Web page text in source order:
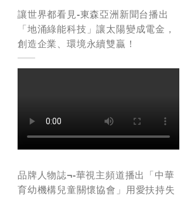
讓世界都看見-東森亞洲新聞台播出
「地涌綠能科技」讓太陽變成電金，
創造企業、環境永續雙贏！
品牌人物誌¬-華視主頻道播出「中華
育幼機構兒童關懷協會」用愛扶持失